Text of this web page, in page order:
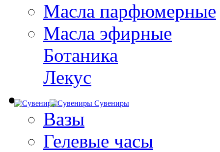
Масла парфюмерные
Масла эфирные
Ботаника
Лекус
Сувениры
Вазы
Гелевые часы